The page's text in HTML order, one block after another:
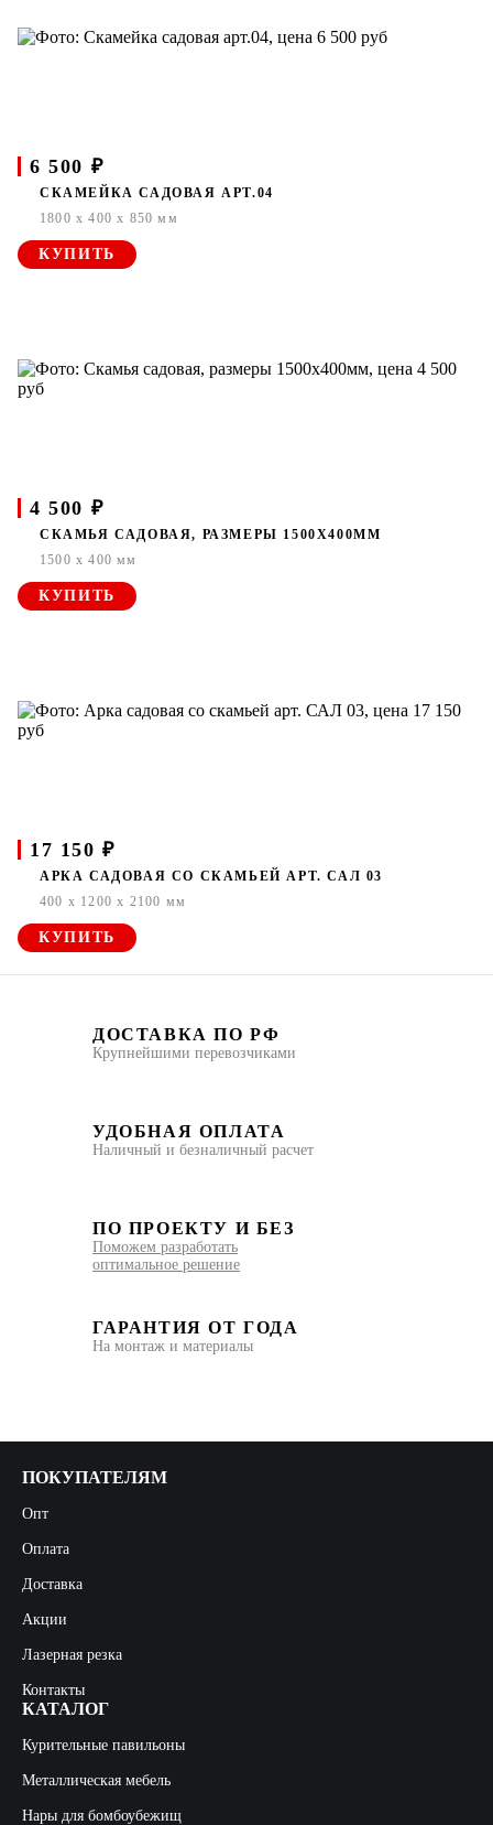
6 500 ₽
СКАМЕЙКА САДОВАЯ АРТ.04
1800 x 400 x 850 мм
КУПИТЬ
4 500 ₽
СКАМЬЯ САДОВАЯ, РАЗМЕРЫ 1500Х400ММ
1500 x 400 мм
КУПИТЬ
17 150 ₽
АРКА САДОВАЯ СО СКАМЬЕЙ АРТ. САЛ 03
400 x 1200 x 2100 мм
КУПИТЬ
ДОСТАВКА ПО РФ
Крупнейшими перевозчиками
УДОБНАЯ ОПЛАТА
Наличный и безналичный расчет
ПО ПРОЕКТУ И БЕЗ
Поможем разработать
оптимальное решение
ГАРАНТИЯ ОТ ГОДА
На монтаж и материалы
ПОКУПАТЕЛЯМ
Опт
Оплата
Доставка
Акции
Лазерная резка
Контакты
КАТАЛОГ
Курительные павильоны
Металлическая мебель
Нары для бомбоубежищ